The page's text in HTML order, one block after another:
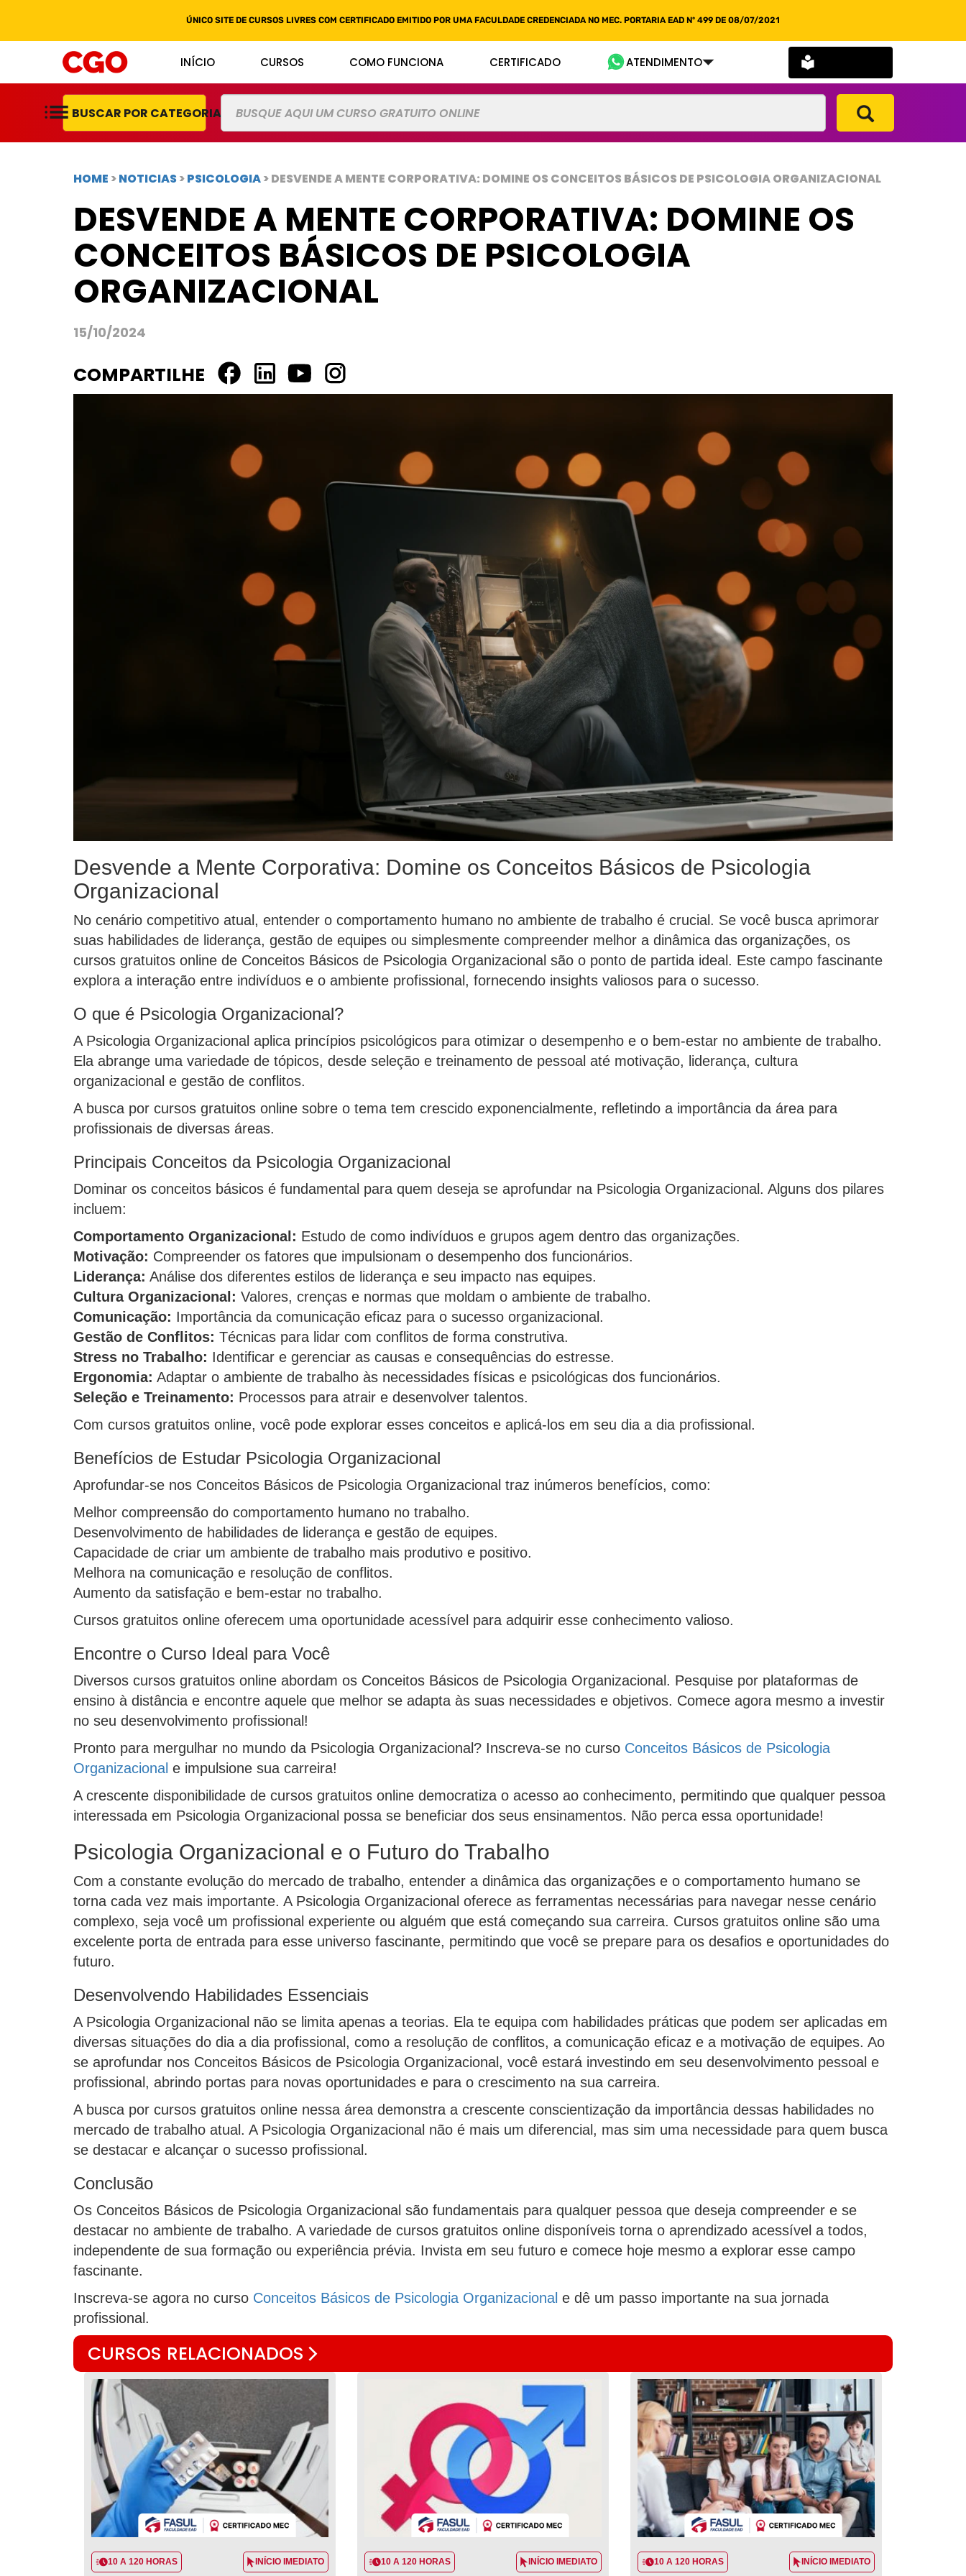
ÚNICO SITE DE CURSOS LIVRES COM CERTIFICADO EMITIDO POR UMA FACULDADE CREDENCIADA NO MEC. PORTARIA EAD Nº 499 DE 08/07/2021
INÍCIO CURSOS COMO FUNCIONA CERTIFICADO ATENDIMENTO
BUSCAR POR CATEGORIAS
HOME >NOTICIAS>PSICOLOGIA> DESVENDE A MENTE CORPORATIVA: DOMINE OS CONCEITOS BÁSICOS DE PSICOLOGIA ORGANIZACIONAL
DESVENDE A MENTE CORPORATIVA: DOMINE OS
CONCEITOS BÁSICOS DE PSICOLOGIA
ORGANIZACIONAL
15/10/2024
COMPARTILHE
Desvende a Mente Corporativa: Domine os Conceitos Básicos de Psicologia
Organizacional
No cenário competitivo atual, entender o comportamento humano no ambiente de trabalho é crucial. Se você busca aprimorar
suas habilidades de liderança, gestão de equipes ou simplesmente compreender melhor a dinâmica das organizações, os
cursos gratuitos online de Conceitos Básicos de Psicologia Organizacional são o ponto de partida ideal. Este campo fascinante
explora a interação entre indivíduos e o ambiente profissional, fornecendo insights valiosos para o sucesso.
O que é Psicologia Organizacional?
A Psicologia Organizacional aplica princípios psicológicos para otimizar o desempenho e o bem-estar no ambiente de trabalho.
Ela abrange uma variedade de tópicos, desde seleção e treinamento de pessoal até motivação, liderança, cultura
organizacional e gestão de conflitos.
A busca por cursos gratuitos online sobre o tema tem crescido exponencialmente, refletindo a importância da área para
profissionais de diversas áreas.
Principais Conceitos da Psicologia Organizacional
Dominar os conceitos básicos é fundamental para quem deseja se aprofundar na Psicologia Organizacional. Alguns dos pilares
incluem:
Comportamento Organizacional: Estudo de como indivíduos e grupos agem dentro das organizações.
Motivação: Compreender os fatores que impulsionam o desempenho dos funcionários.
Liderança: Análise dos diferentes estilos de liderança e seu impacto nas equipes.
Cultura Organizacional: Valores, crenças e normas que moldam o ambiente de trabalho.
Comunicação: Importância da comunicação eficaz para o sucesso organizacional.
Gestão de Conflitos: Técnicas para lidar com conflitos de forma construtiva.
Stress no Trabalho: Identificar e gerenciar as causas e consequências do estresse.
Ergonomia: Adaptar o ambiente de trabalho às necessidades físicas e psicológicas dos funcionários.
Seleção e Treinamento: Processos para atrair e desenvolver talentos.
Com cursos gratuitos online, você pode explorar esses conceitos e aplicá-los em seu dia a dia profissional.
Benefícios de Estudar Psicologia Organizacional
Aprofundar-se nos Conceitos Básicos de Psicologia Organizacional traz inúmeros benefícios, como:
Melhor compreensão do comportamento humano no trabalho.
Desenvolvimento de habilidades de liderança e gestão de equipes.
Capacidade de criar um ambiente de trabalho mais produtivo e positivo.
Melhora na comunicação e resolução de conflitos.
Aumento da satisfação e bem-estar no trabalho.
Cursos gratuitos online oferecem uma oportunidade acessível para adquirir esse conhecimento valioso.
Encontre o Curso Ideal para Você
Diversos cursos gratuitos online abordam os Conceitos Básicos de Psicologia Organizacional. Pesquise por plataformas de
ensino à distância e encontre aquele que melhor se adapta às suas necessidades e objetivos. Comece agora mesmo a investir
no seu desenvolvimento profissional!
Pronto para mergulhar no mundo da Psicologia Organizacional? Inscreva-se no curso Conceitos Básicos de Psicologia
Organizacional e impulsione sua carreira!
A crescente disponibilidade de cursos gratuitos online democratiza o acesso ao conhecimento, permitindo que qualquer pessoa
interessada em Psicologia Organizacional possa se beneficiar dos seus ensinamentos. Não perca essa oportunidade!
Psicologia Organizacional e o Futuro do Trabalho
Com a constante evolução do mercado de trabalho, entender a dinâmica das organizações e o comportamento humano se
torna cada vez mais importante. A Psicologia Organizacional oferece as ferramentas necessárias para navegar nesse cenário
complexo, seja você um profissional experiente ou alguém que está começando sua carreira. Cursos gratuitos online são uma
excelente porta de entrada para esse universo fascinante, permitindo que você se prepare para os desafios e oportunidades do
futuro.
Desenvolvendo Habilidades Essenciais
A Psicologia Organizacional não se limita apenas a teorias. Ela te equipa com habilidades práticas que podem ser aplicadas em
diversas situações do dia a dia profissional, como a resolução de conflitos, a comunicação eficaz e a motivação de equipes. Ao
se aprofundar nos Conceitos Básicos de Psicologia Organizacional, você estará investindo em seu desenvolvimento pessoal e
profissional, abrindo portas para novas oportunidades e para o crescimento na sua carreira.
A busca por cursos gratuitos online nessa área demonstra a crescente conscientização da importância dessas habilidades no
mercado de trabalho atual. A Psicologia Organizacional não é mais um diferencial, mas sim uma necessidade para quem busca
se destacar e alcançar o sucesso profissional.
Conclusão
Os Conceitos Básicos de Psicologia Organizacional são fundamentais para qualquer pessoa que deseja compreender e se
destacar no ambiente de trabalho. A variedade de cursos gratuitos online disponíveis torna o aprendizado acessível a todos,
independente de sua formação ou experiência prévia. Invista em seu futuro e comece hoje mesmo a explorar esse campo
fascinante.
Inscreva-se agora no curso Conceitos Básicos de Psicologia Organizacional e dê um passo importante na sua jornada
profissional.
CURSOS RELACIONADOS
10 A 120 HORAS INÍCIO IMEDIATO 10 A 120 HORAS INÍCIO IMEDIATO 10 A 120 HORAS INÍCIO IMEDIATO